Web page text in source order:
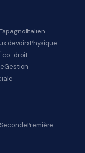
EspagnolItalien
devoirsPhysique
droit
Gestion
SecondePremière